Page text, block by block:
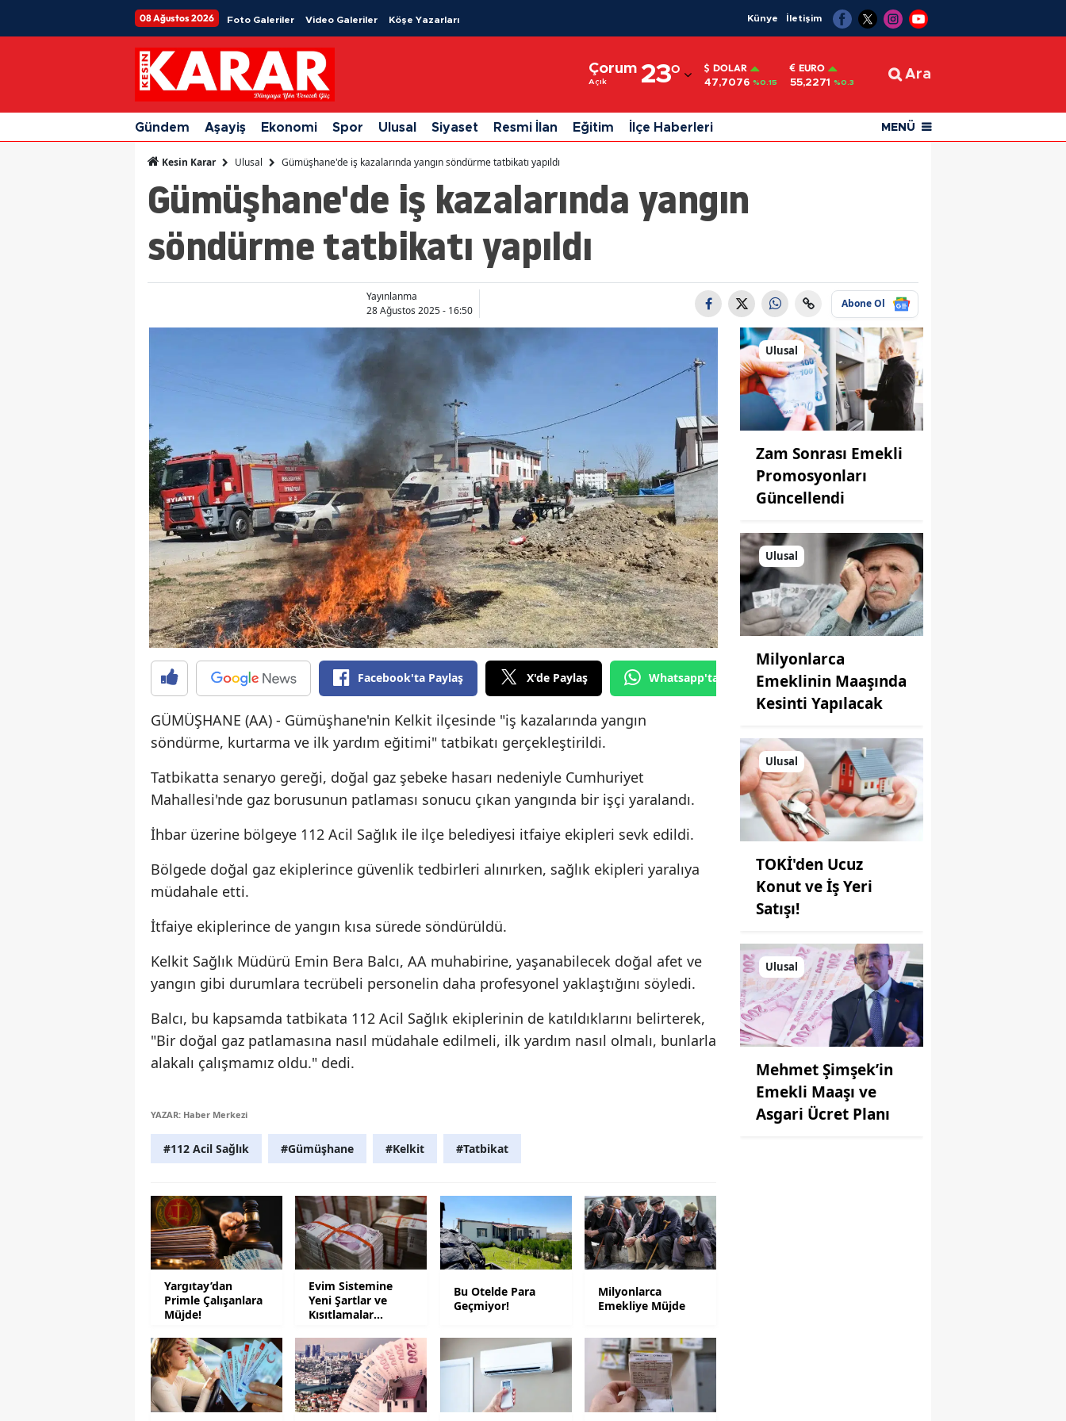
08 Ağustos 2026 Foto Galeriler Video Galeriler Köşe Yazarları Künye İletişim
Çorum
Açık 23°
Adıyaman
Afyonkarahisar
Ağrı
Ankara
Bingöl
Bolu
Burdur
Bursa
Çanakkale
Çankırı
Çorum
Denizli
Diyarbakır
Edirne
Erzincan
Erzurum
Eskişehir
Gümüşhane
Hakkari
Hatay
Kastamonu
Kayseri
Kırşehir
Kocaeli
Konya
Kütahya
DOLAR
47,7076 %0.15
EURO
55,2271 %0.3
Ara
Gündem Aşayiş Ekonomi Spor Ulusal Siyaset Resmi İlan Eğitim İlçe Haberleri MENÜ
Kesin Karar Ulusal Gümüşhane'de iş kazalarında yangın söndürme tatbikatı yapıldı
Gümüşhane'de iş kazalarında yangın
söndürme tatbikatı yapıldı
Yayınlanma
28 Ağustos 2025 - 16:50
Abone Ol
Facebook'ta Paylaş X'de Paylaş Whatsapp'tan Gönder
GÜMÜŞHANE (AA) - Gümüşhane'nin Kelkit ilçesinde "iş kazalarında yangın
söndürme, kurtarma ve ilk yardım eğitimi" tatbikatı gerçekleştirildi.
Tatbikatta senaryo gereği, doğal gaz şebeke hasarı nedeniyle Cumhuriyet
Mahallesi'nde gaz borusunun patlaması sonucu çıkan yangında bir işçi yaralandı.
İhbar üzerine bölgeye 112 Acil Sağlık ile ilçe belediyesi itfaiye ekipleri sevk edildi.
Bölgede doğal gaz ekiplerince güvenlik tedbirleri alınırken, sağlık ekipleri yaralıya
müdahale etti.
İtfaiye ekiplerince de yangın kısa sürede söndürüldü.
Kelkit Sağlık Müdürü Emin Bera Balcı, AA muhabirine, yaşanabilecek doğal afet ve
yangın gibi durumlara tecrübeli personelin daha profesyonel yaklaştığını söyledi.
Balcı, bu kapsamda tatbikata 112 Acil Sağlık ekiplerinin de katıldıklarını belirterek,
"Bir doğal gaz patlamasına nasıl müdahale edilmeli, ilk yardım nasıl olmalı, bunlarla
alakalı çalışmamız oldu." dedi.
YAZAR: Haber Merkezi
#112 Acil Sağlık #Gümüşhane #Kelkit #Tatbikat
Yargıtay’dan
Primle Çalışanlara
Müjde!
Evim Sistemine
Yeni Şartlar ve
Kısıtlamalar
Bu Otelde Para
Geçmiyor!
Milyonlarca
Emekliye Müjde
Ulusal
Zam Sonrası Emekli
Promosyonları
Güncellendi
Ulusal
Milyonlarca
Emeklinin Maaşında
Kesinti Yapılacak
Ulusal
TOKİ'den Ucuz
Konut ve İş Yeri
Satışı!
Ulusal
Mehmet Şimşek’in
Emekli Maaşı ve
Asgari Ücret Planı